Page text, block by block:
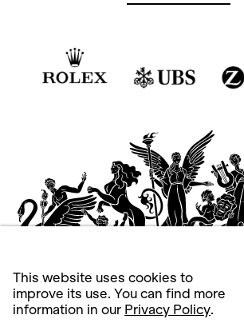
This website uses cookies to
improve its use. You can find more
information in our Privacy Policy.